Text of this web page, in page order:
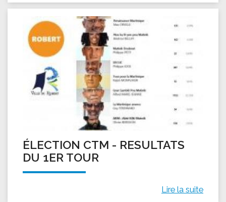
ÉLECTION CTM - RESULTATS
DU 1ER TOUR
Lire la suite